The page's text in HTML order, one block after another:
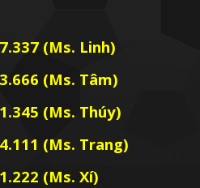
(Ms. Linh)
(Ms. Tâm)
(Ms. Thúy)
(Ms. Trang)
(Ms. Xí)